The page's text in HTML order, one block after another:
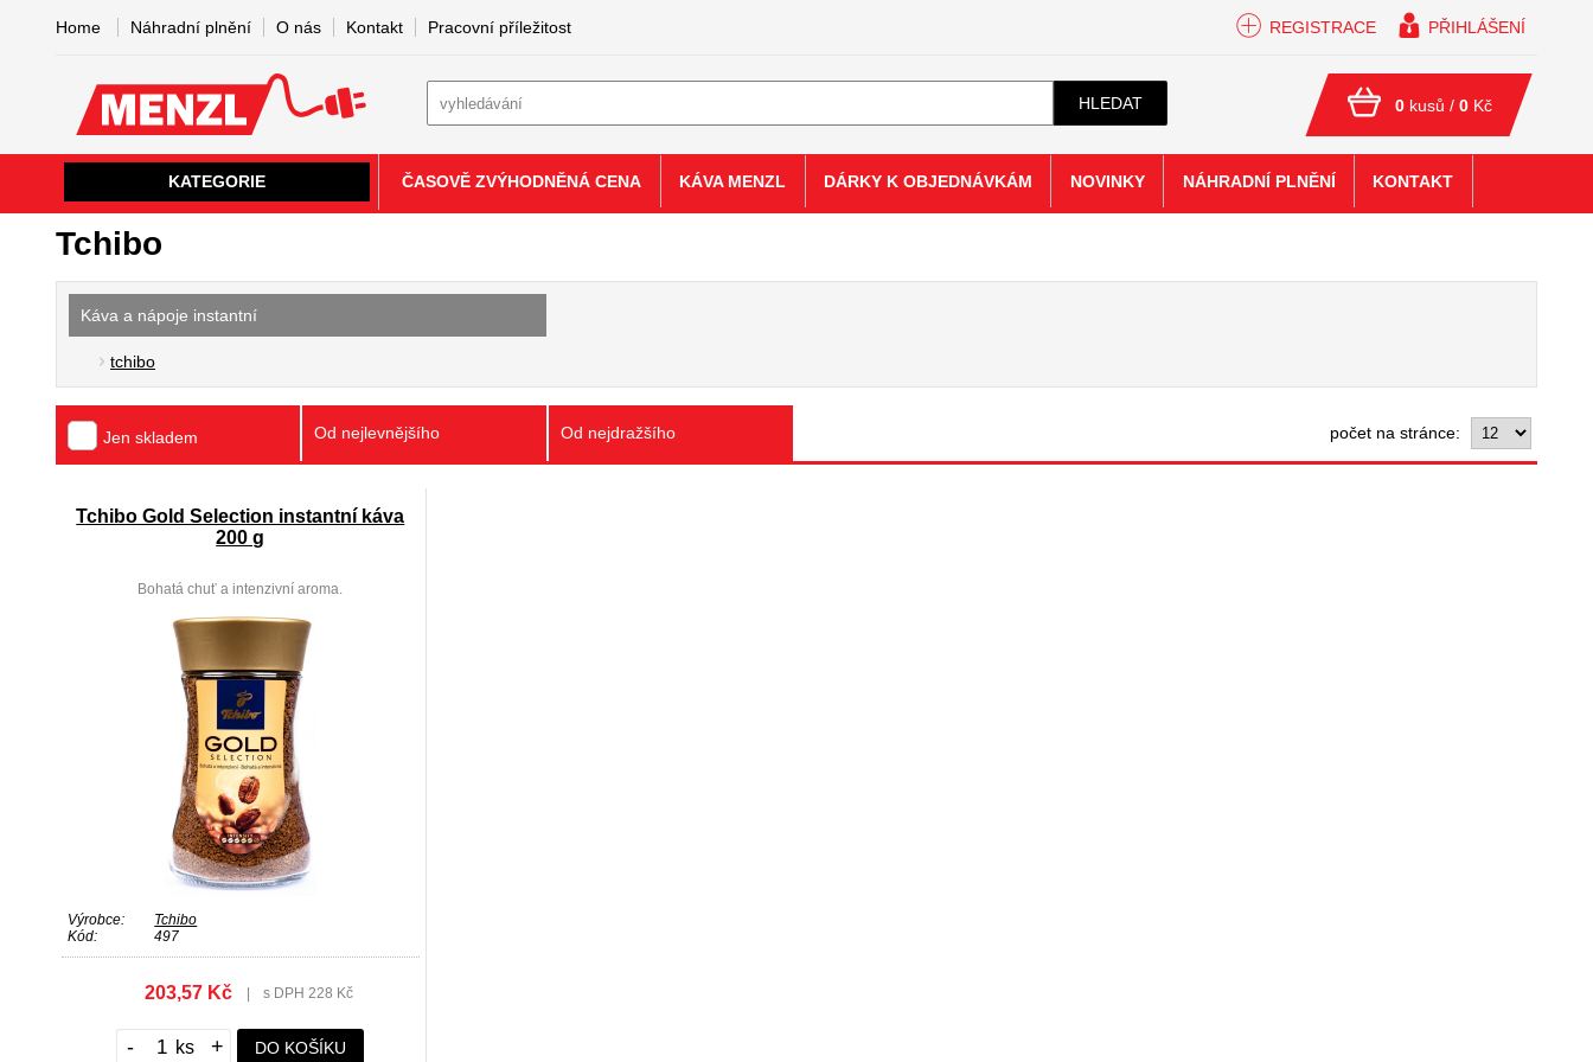
Tchibo
Káva a nápoje instantní
tchibo
Jen skladem Od nejlevnějšího Od nejdražšího počet na stránce:
Tchibo Gold Selection instantní káva
200 g
Bohatá chuť a intenzivní aroma.
Výrobce:
Tchibo
Kód:
497
203,57 Kč s DPH 228 Kč
- + DO KOŠÍKU
Home Náhradní plnění O nás Kontakt Pracovní příležitost REGISTRACE PŘIHLÁŠENÍ
HLEDAT 0 kusů /0 Kč
KATEGORIE ČASOVĚ ZVÝHODNĚNÁ CENA KÁVA MENZL DÁRKY K OBJEDNÁVKÁM NOVINKY NÁHRADNÍ PLNĚNÍ KONTAKT